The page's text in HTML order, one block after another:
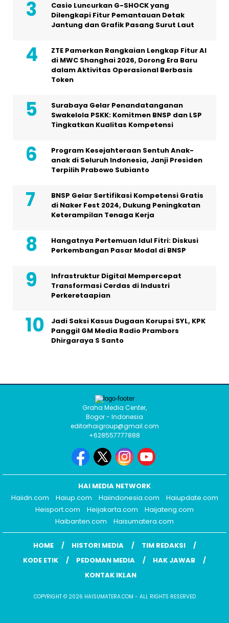
Casio Luncurkan G-SHOCK yang
Dilengkapi Fitur Pemantauan Detak
Jantung dan Grafik Pasang Surut Laut
ZTE Pamerkan Rangkaian Lengkap Fitur AI
di MWC Shanghai 2026, Dorong Era Baru
dalam Aktivitas Operasional Berbasis
Token
Surabaya Gelar Penandatanganan
Swakelola PSKK: Komitmen BNSP dan LSP
Tingkatkan Kualitas Kompetensi
Program Kesejahteraan Sentuh Anak-
anak di Seluruh Indonesia, Janji Presiden
Terpilih Prabowo Subianto
BNSP Gelar Sertifikasi Kompetensi Gratis
di Naker Fest 2024, Dukung Peningkatan
Keterampilan Tenaga Kerja
Hangatnya Pertemuan Idul Fitri: Diskusi
Perkembangan Pasar Modal di BNSP
Infrastruktur Digital Mempercepat
Transformasi Cerdas di Industri
Perkeretaapian
Jadi Saksi Kasus Dugaan Korupsi SYL, KPK
Panggil GM Media Radio Prambors
Dhirgaraya S Santo
Graha Media Center,
Bogor - Indonesia
editorhaigroup@gmail.com
+628557777888
HAI MEDIA NETWORK
Haiidn.com
Haiup.com Haiindonesia.com
Haiupdate.com
Heisport.com
Heijakarta.com
Haijateng.com
Haibanten.com
Haisumatera.com
HOME HISTORI MEDIA
TIM REDAKSI
KODE ETIK
PEDOMAN MEDIA
HAK JAWAB
KONTAK IKLAN
COPYRIGHT © 2026 HAISUMATERA.COM - ALL RIGHTS RESERVED